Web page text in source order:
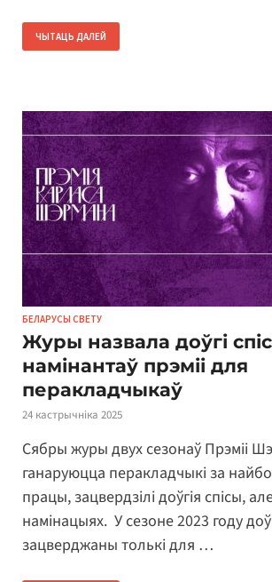
ЧЫТАЦЬ ДАЛЕЙ
БЕЛАРУСЫ СВЕТУ
Журы назвала доўгі спіс
намінантаў прэміі для
перакладчыкаў
24 кастрычніка 2025
Сябры журы двух сезонаў Прэміі
ганаруюцца перакладчыкі за
працы, зацвердзілі доўгія спісы,
намінацыях. У сезоне 2023 году
зацверджаны толькі для …